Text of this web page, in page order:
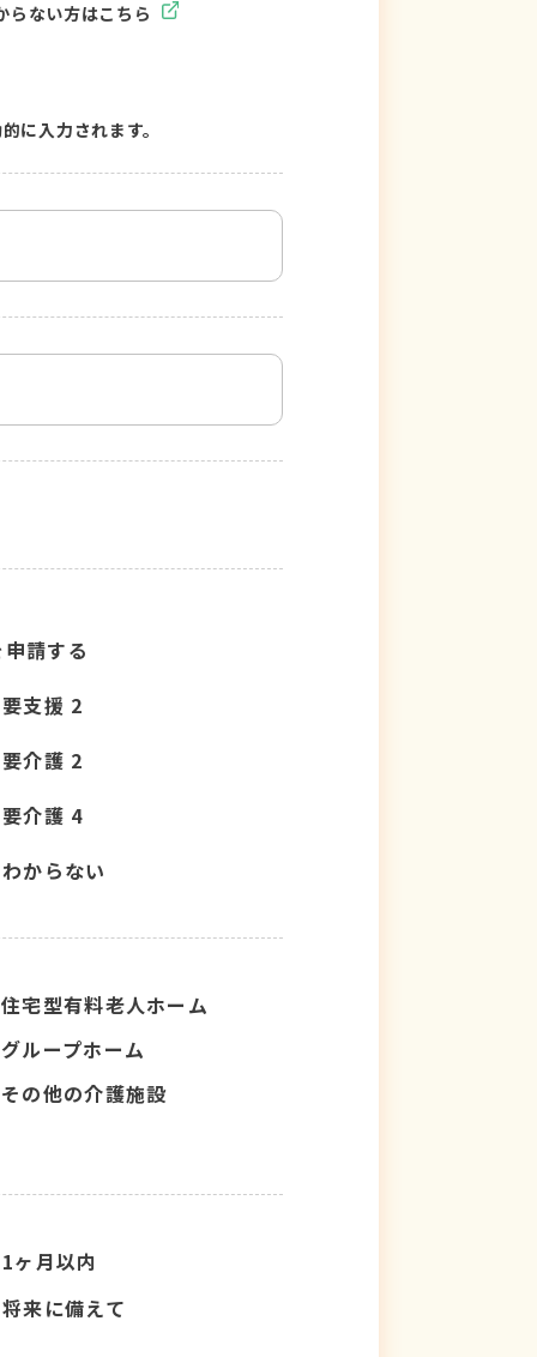
らない方はこちら
に入力されます。
請する
要支援 2
要介護 2
要介護 4
わからない
住宅型有料老人ホーム
グループホーム
その他の介護施設
1ヶ月以内
将来に備えて